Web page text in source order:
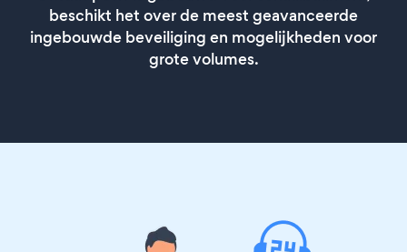
beschikt het over de meest geavanceerde
ingebouwde beveiliging en mogelijkheden voor
grote volumes.